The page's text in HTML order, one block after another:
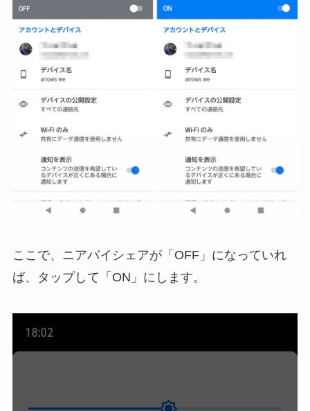
ここで、ニアバイシェアが「OFF」になっていれ
ば、タップして「ON」にします。